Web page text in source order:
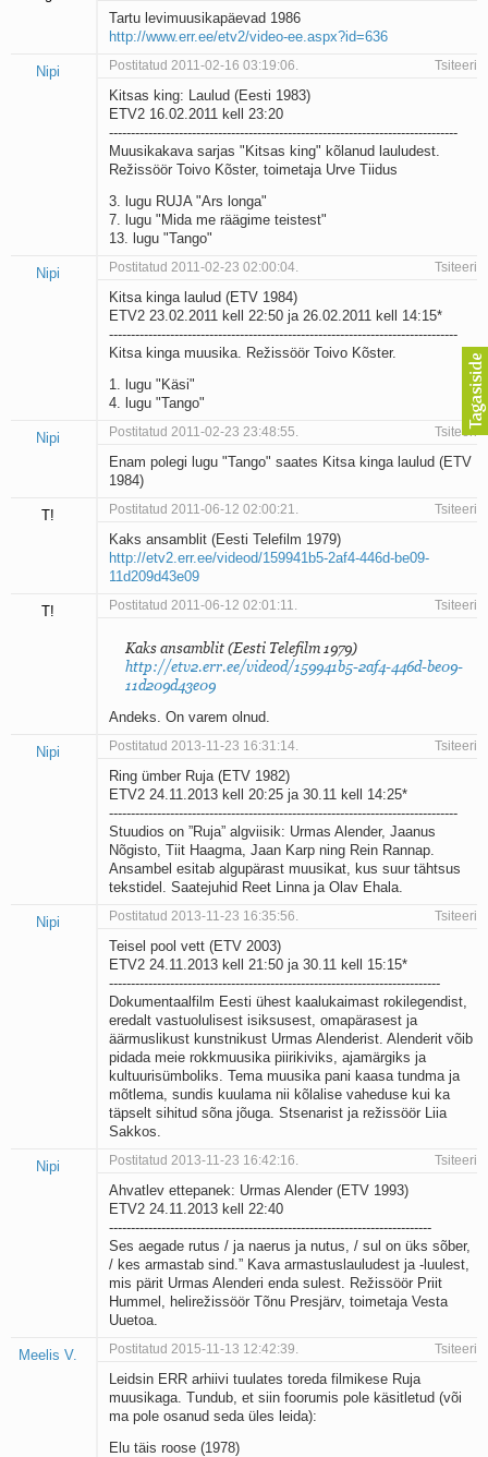
Tartu levimuusikapäevad 1986
http://www.err.ee/etv2/video-ee.aspx?id=636
Nipi Postitatud 2011-02-16 03:19:06. Tsiteeri
Kitsas king: Laulud (Eesti 1983)
ETV2 16.02.2011 kell 23:20
--------------------------------------------------------------------------------
Muusikakava sarjas "Kitsas king" kõlanud lauludest.
Režissöör Toivo Kõster, toimetaja Urve Tiidus
3. lugu RUJA "Ars longa"
7. lugu "Mida me räägime teistest"
13. lugu "Tango"
Nipi Postitatud 2011-02-23 02:00:04. Tsiteeri
Kitsa kinga laulud (ETV 1984)
ETV2 23.02.2011 kell 22:50 ja 26.02.2011 kell 14:15*
--------------------------------------------------------------------------------
Kitsa kinga muusika. Režissöör Toivo Kõster.
1. lugu "Käsi"
4. lugu "Tango"
Nipi Postitatud 2011-02-23 23:48:55. Tsiteeri
Enam polegi lugu "Tango" saates Kitsa kinga laulud (ETV
1984)
T! Postitatud 2011-06-12 02:00:21. Tsiteeri
Kaks ansamblit (Eesti Telefilm 1979)
http://etv2.err.ee/videod/159941b5-2af4-446d-be09-
11d209d43e09
T! Postitatud 2011-06-12 02:01:11. Tsiteeri
Kaks ansamblit (Eesti Telefilm 1979)
http://etv2.err.ee/videod/159941b5-2af4-446d-be09-
11d209d43e09
Andeks. On varem olnud.
Nipi Postitatud 2013-11-23 16:31:14. Tsiteeri
Ring ümber Ruja (ETV 1982)
ETV2 24.11.2013 kell 20:25 ja 30.11 kell 14:25*
--------------------------------------------------------------------------------
Stuudios on ”Ruja” algviisik: Urmas Alender, Jaanus
Nõgisto, Tiit Haagma, Jaan Karp ning Rein Rannap.
Ansambel esitab algupärast muusikat, kus suur tähtsus
tekstidel. Saatejuhid Reet Linna ja Olav Ehala.
Nipi Postitatud 2013-11-23 16:35:56. Tsiteeri
Teisel pool vett (ETV 2003)
ETV2 24.11.2013 kell 21:50 ja 30.11 kell 15:15*
----------------------------------------------------------------------------
Dokumentaalfilm Eesti ühest kaalukaimast rokilegendist,
eredalt vastuolulisest isiksusest, omapärasest ja
äärmuslikust kunstnikust Urmas Alenderist. Alenderit võib
pidada meie rokkmuusika piirikiviks, ajamärgiks ja
kultuurisümboliks. Tema muusika pani kaasa tundma ja
mõtlema, sundis kuulama nii kõlalise vaheduse kui ka
täpselt sihitud sõna jõuga. Stsenarist ja režissöör Liia
Sakkos.
Nipi Postitatud 2013-11-23 16:42:16. Tsiteeri
Ahvatlev ettepanek: Urmas Alender (ETV 1993)
ETV2 24.11.2013 kell 22:40
--------------------------------------------------------------------------
Ses aegade rutus / ja naerus ja nutus, / sul on üks sõber,
/ kes armastab sind.” Kava armastuslauludest ja -luulest,
mis pärit Urmas Alenderi enda sulest. Režissöör Priit
Hummel, helirežissöör Tõnu Presjärv, toimetaja Vesta
Uuetoa.
Meelis V. Postitatud 2015-11-13 12:42:39. Tsiteeri
Leidsin ERR arhiivi tuulates toreda filmikese Ruja
muusikaga. Tundub, et siin foorumis pole käsitletud (või
ma pole osanud seda üles leida):
Elu täis roose (1978)